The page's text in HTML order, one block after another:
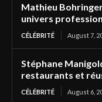
Mathieu
univers
CÉLÉBRITÉ August 7,
Stéphane
restaurants et
CÉLÉBRITÉ August 6,